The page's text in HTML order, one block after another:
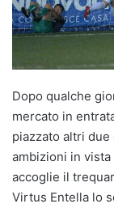
Dopo qualche
mercato in
piazzato altri
ambizioni in
accoglie il
Virtus Entella lo